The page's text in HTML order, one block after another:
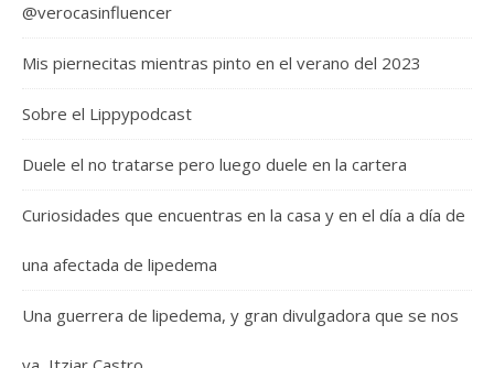
@verocasinfluencer
Mis piernecitas mientras pinto en el verano del 2023
Sobre el Lippypodcast
Duele el no tratarse pero luego duele en la cartera
Curiosidades que encuentras en la casa y en el día a día de
una afectada de lipedema
Una guerrera de lipedema, y gran divulgadora que se nos